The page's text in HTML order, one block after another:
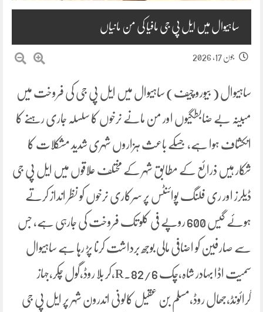
ساہیوال میں ایل پی جی مافیا کی من مانیاں
جون 17, 2026
ساہیوال ( بیورو چیف) ساہیوال میں ایل پی جی کی فروخت میں
مبینہ بے ضابطگیوں اور من مانے نرخوں کا سلسلہ جاری رہنے کا
انکشاف ہوا ہے، جسکے باعث ہزاروں شہری شدید مشکلات کا
شکار ہیں ذرائع کے مطابق شہر کے مختلف علاقوں میں ایل پی جی
ڈیلرز اور ری فلنگ پوائنٹس پر سرکاری نرخوں کو نظر انداز کرتے
ہوئے گیس 600 روپے فی کلو تک فروخت کی جارہی ہے، جس
سے صارفین کو اضافی مالی بوجھ برداشت کرنا پڑ رہا ہے ساہیوال
سمیت اڈا بہادر شاہ،چک 82/6.R،کر بلا روڈ،گول چکر،جہاز
گرائونڈ،جھال روڈ،مسلم بن عقیل کالونی اندرون شہر پر ایل پی جی